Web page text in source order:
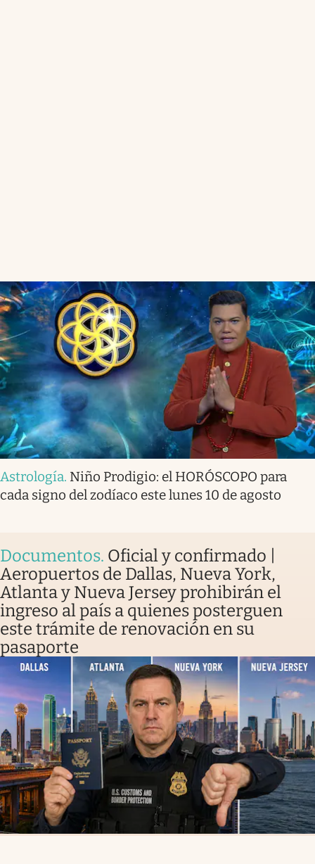
Astrología. Niño Prodigio: el HORÓSCOPO para
cada signo del zodíaco este lunes 10 de agosto
Documentos. Oficial y confirmado |
Aeropuertos de Dallas, Nueva York,
Atlanta y Nueva Jersey prohibirán el
ingreso al país a quienes posterguen
este trámite de renovación en su
pasaporte